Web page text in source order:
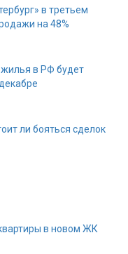
в третьем
на 48%
в РФ будет
ли бояться сделок
в новом ЖК